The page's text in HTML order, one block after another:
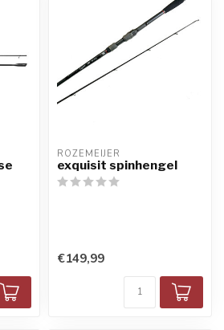
ROZEMEIJER
exquisit spinhengel
€149,99